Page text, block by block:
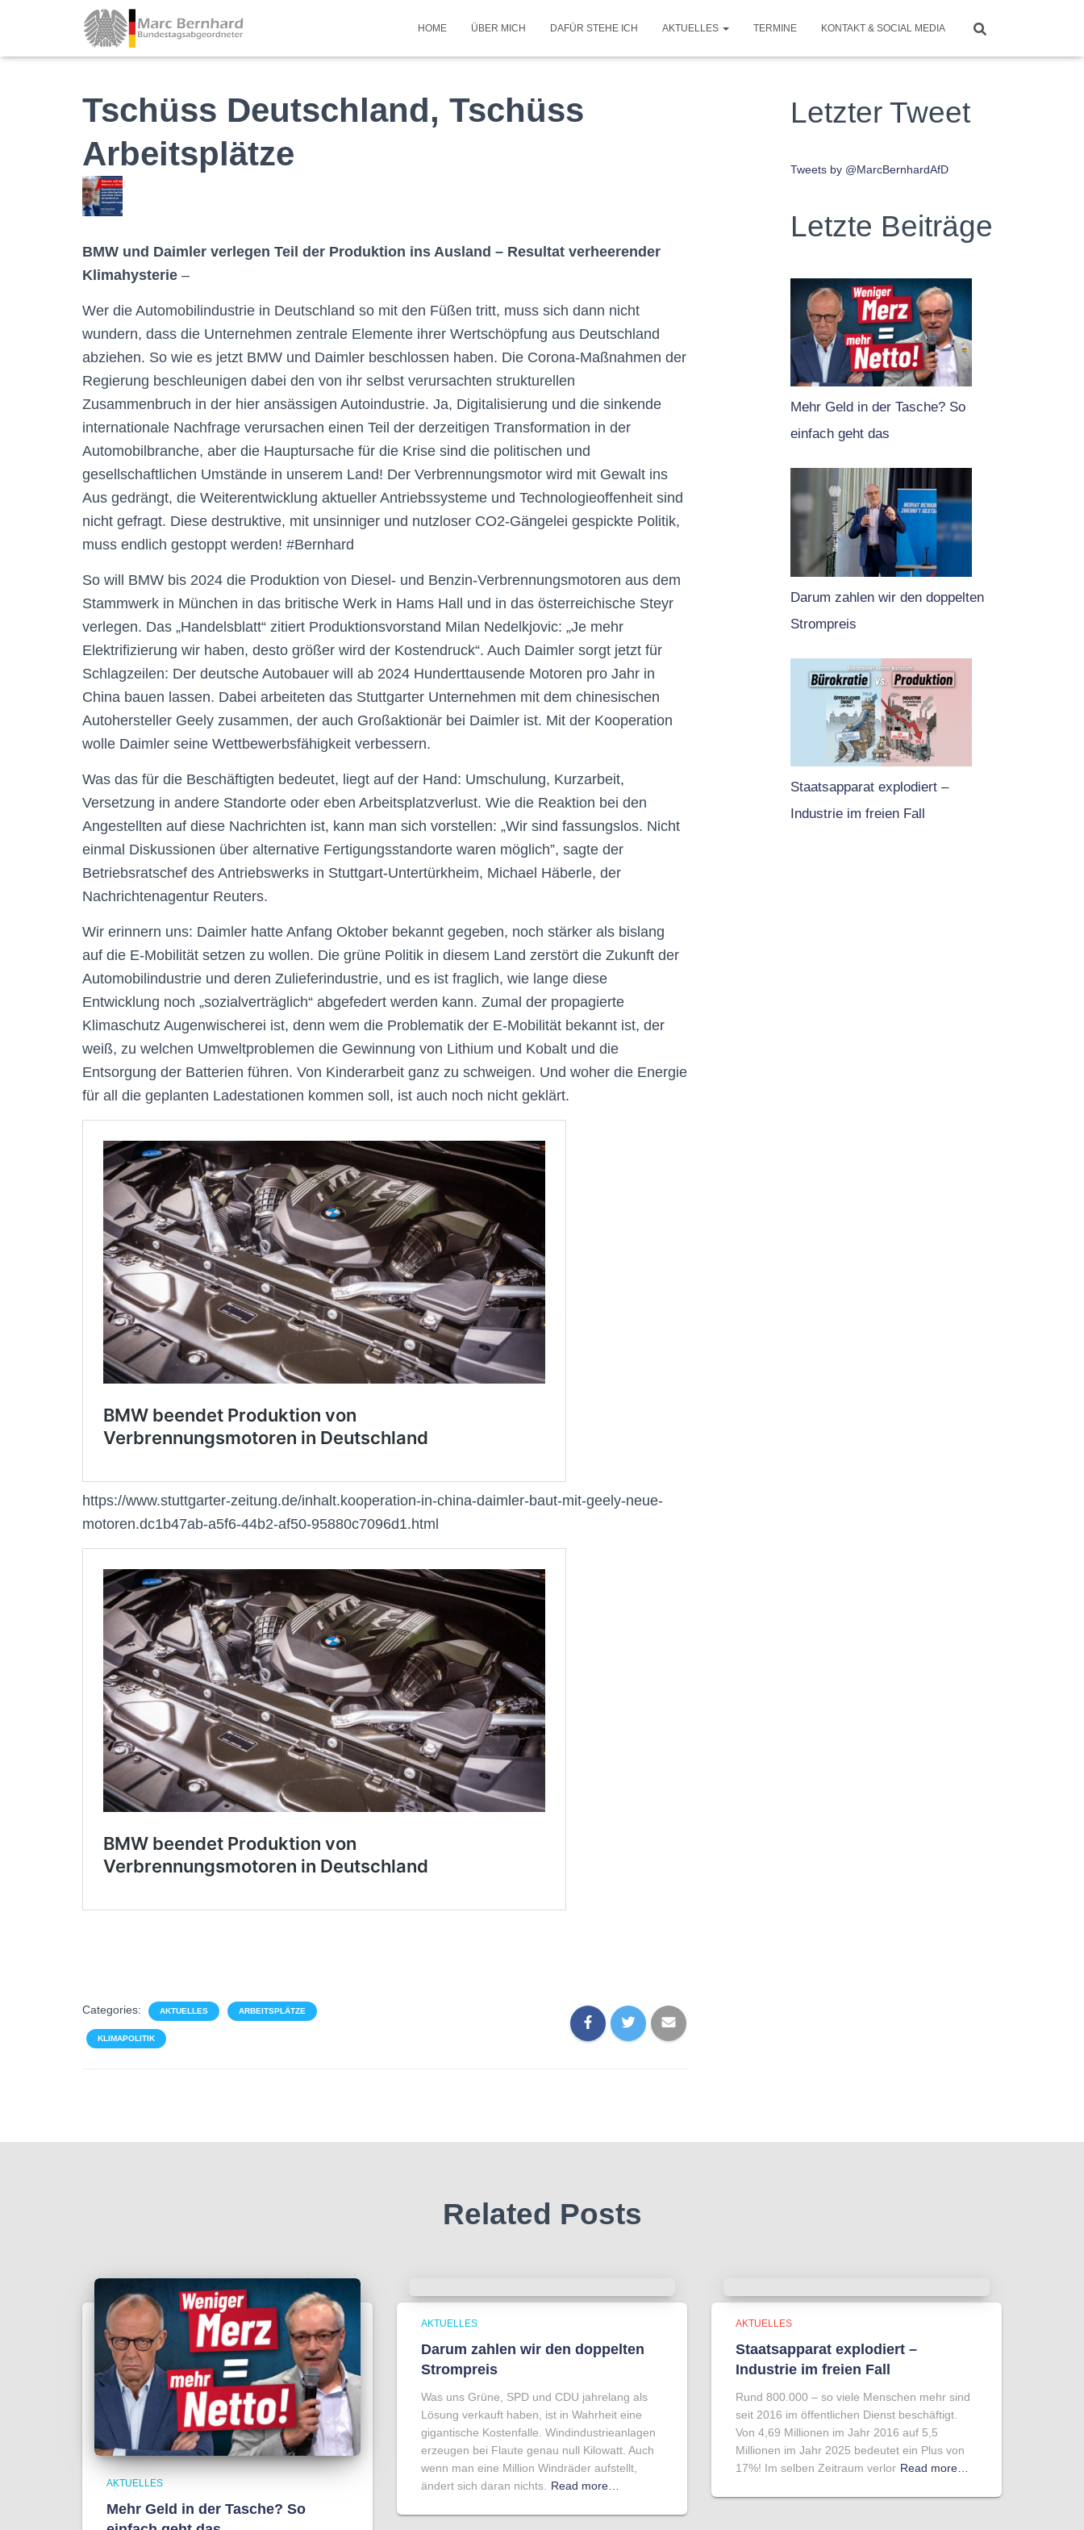
HOME ÜBER MICH DAFÜR STEHE ICH AKTUELLES TERMINE KONTAKT & SOCIAL MEDIA
Tschüss Deutschland, Tschüss
Arbeitsplätze
BMW und Daimler verlegen Teil der Produktion ins Ausland – Resultat verheerender
Klimahysterie –
Wer die Automobilindustrie in Deutschland so mit den Füßen tritt, muss sich dann nicht
wundern, dass die Unternehmen zentrale Elemente ihrer Wertschöpfung aus Deutschland
abziehen. So wie es jetzt BMW und Daimler beschlossen haben. Die Corona-Maßnahmen der
Regierung beschleunigen dabei den von ihr selbst verursachten strukturellen
Zusammenbruch in der hier ansässigen Autoindustrie. Ja, Digitalisierung und die sinkende
internationale Nachfrage verursachen einen Teil der derzeitigen Transformation in der
Automobilbranche, aber die Hauptursache für die Krise sind die politischen und
gesellschaftlichen Umstände in unserem Land! Der Verbrennungsmotor wird mit Gewalt ins
Aus gedrängt, die Weiterentwicklung aktueller Antriebssysteme und Technologieoffenheit sind
nicht gefragt. Diese destruktive, mit unsinniger und nutzloser CO2-Gängelei gespickte Politik,
muss endlich gestoppt werden! #Bernhard
So will BMW bis 2024 die Produktion von Diesel- und Benzin-Verbrennungsmotoren aus dem
Stammwerk in München in das britische Werk in Hams Hall und in das österreichische Steyr
verlegen. Das „Handelsblatt“ zitiert Produktionsvorstand Milan Nedelkjovic: „Je mehr
Elektrifizierung wir haben, desto größer wird der Kostendruck“. Auch Daimler sorgt jetzt für
Schlagzeilen: Der deutsche Autobauer will ab 2024 Hunderttausende Motoren pro Jahr in
China bauen lassen. Dabei arbeiteten das Stuttgarter Unternehmen mit dem chinesischen
Autohersteller Geely zusammen, der auch Großaktionär bei Daimler ist. Mit der Kooperation
wolle Daimler seine Wettbewerbsfähigkeit verbessern.
Was das für die Beschäftigten bedeutet, liegt auf der Hand: Umschulung, Kurzarbeit,
Versetzung in andere Standorte oder eben Arbeitsplatzverlust. Wie die Reaktion bei den
Angestellten auf diese Nachrichten ist, kann man sich vorstellen: „Wir sind fassungslos. Nicht
einmal Diskussionen über alternative Fertigungsstandorte waren möglich”, sagte der
Betriebsratschef des Antriebswerks in Stuttgart-Untertürkheim, Michael Häberle, der
Nachrichtenagentur Reuters.
Wir erinnern uns: Daimler hatte Anfang Oktober bekannt gegeben, noch stärker als bislang
auf die E-Mobilität setzen zu wollen. Die grüne Politik in diesem Land zerstört die Zukunft der
Automobilindustrie und deren Zulieferindustrie, und es ist fraglich, wie lange diese
Entwicklung noch „sozialverträglich“ abgefedert werden kann. Zumal der propagierte
Klimaschutz Augenwischerei ist, denn wem die Problematik der E-Mobilität bekannt ist, der
weiß, zu welchen Umweltproblemen die Gewinnung von Lithium und Kobalt und die
Entsorgung der Batterien führen. Von Kinderarbeit ganz zu schweigen. Und woher die Energie
für all die geplanten Ladestationen kommen soll, ist auch noch nicht geklärt.
https://www.stuttgarter-zeitung.de/inhalt.kooperation-in-china-daimler-baut-mit-geely-neue-
motoren.dc1b47ab-a5f6-44b2-af50-95880c7096d1.html
Categories: AKTUELLES ARBEITSPLÄTZE
KLIMAPOLITIK
Letzter Tweet
Tweets by @MarcBernhardAfD
Letzte Beiträge
Mehr Geld in der Tasche? So
einfach geht das
Darum zahlen wir den doppelten
Strompreis
Staatsapparat explodiert –
Industrie im freien Fall
Related Posts
AKTUELLES
Mehr Geld in der Tasche? So
AKTUELLES
Darum zahlen wir den doppelten
Strompreis
Was uns Grüne, SPD und CDU jahrelang als
Lösung verkauft haben, ist in Wahrheit eine
gigantische Kostenfalle. Windindustrieanlagen
erzeugen bei Flaute genau null Kilowatt. Auch
wenn man eine Million Windräder aufstellt,
ändert sich daran nichts.
Read more…
AKTUELLES
Staatsapparat explodiert –
Industrie im freien Fall
Rund 800.000 – so viele Menschen mehr sind
seit 2016 im öffentlichen Dienst beschäftigt.
Von 4,69 Millionen im Jahr 2016 auf 5,5
Millionen im Jahr 2025 bedeutet ein Plus von
17%! Im selben Zeitraum verlor Read more…